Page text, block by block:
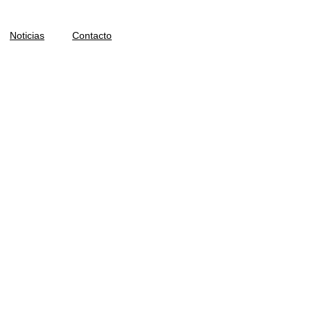
Noticias Contacto